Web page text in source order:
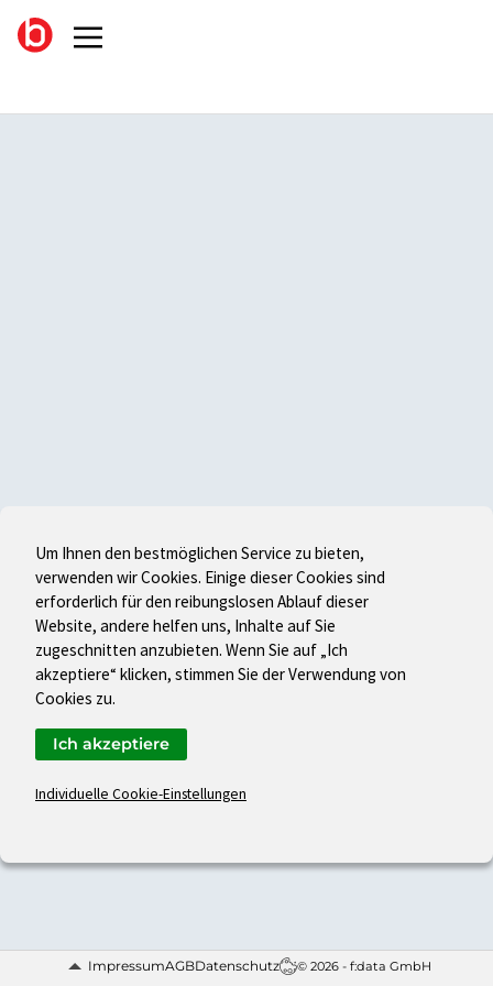
ImpressumAGBDatenschutz © 2026 - f:data GmbH
Um Ihnen den bestmöglichen Service zu bieten,
verwenden wir Cookies. Einige dieser Cookies sind
erforderlich für den reibungslosen Ablauf dieser
Website, andere helfen uns, Inhalte auf Sie
zugeschnitten anzubieten. Wenn Sie auf „Ich
akzeptiere“ klicken, stimmen Sie der Verwendung von
Cookies zu.
Individuelle Cookie-Einstellungen
Ich akzeptiere